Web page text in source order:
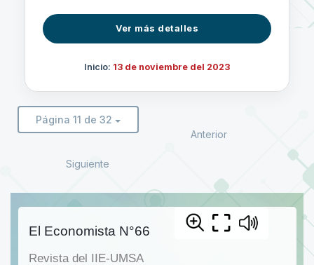
Ver más detalles
Inicio: 13 de noviembre del 2023
Página 11 de 32
Anterior
Siguiente